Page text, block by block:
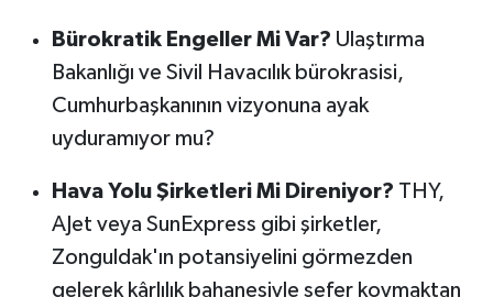
Bürokratik Engeller Mi Var? Ulaştırma
Bakanlığı ve Sivil Havacılık bürokrasisi,
Cumhurbaşkanının vizyonuna ayak
uyduramıyor mu?
Hava Yolu Şirketleri Mi Direniyor? THY,
AJet veya SunExpress gibi şirketler,
Zonguldak'ın potansiyelini görmezden
gelerek kârlılık bahanesiyle sefer koymaktan